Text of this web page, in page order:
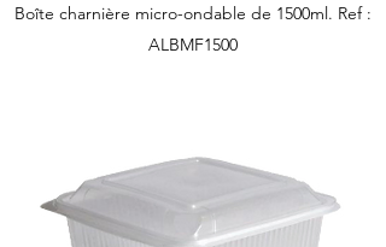
Boîte charnière micro-ondable de 1500ml. Ref :
ALBMF1500